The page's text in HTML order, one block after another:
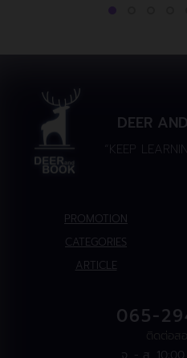
DEER
“KEEP
PROMOTION
CATEGORIES
ARTICLE
065-
ติดต่อส